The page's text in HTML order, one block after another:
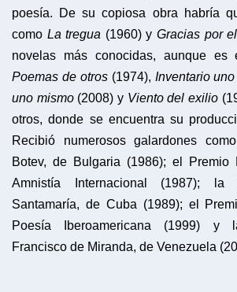
poesía. De su copiosa obra habría
como La tregua (1960) yGracias por
novelas más conocidas, aunque
Poemas de otros(1974), Inventario uno
uno mismo (2008) y Viento del exilio
otros, donde se encuentra su
Recibió numerosos galardones
Botev, de Bulgaria (1986); el Premio
Amnistía Internacional (1987); la
Santamaría, de Cuba (1989); el
Poesía Iberoamericana (1999) y
Francisco de Miranda, de Venezuela